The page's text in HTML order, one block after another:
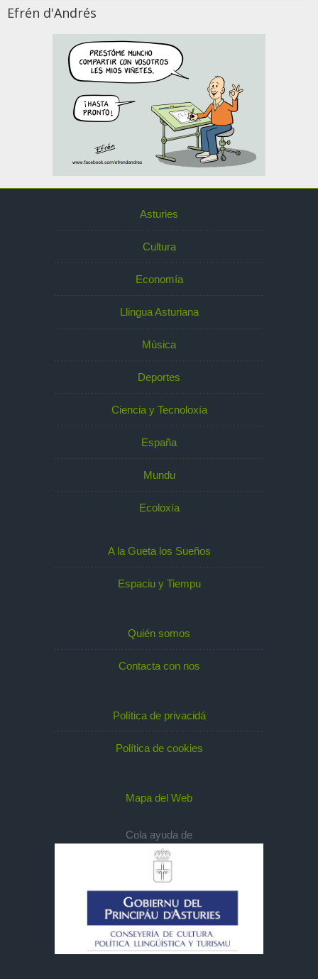
Efrén d'Andrés
Asturies
Cultura
Economía
Llingua Asturiana
Música
Deportes
Ciencia y Tecnoloxía
España
Mundu
Ecoloxía
A la Gueta los Sueños
Espaciu y Tiempu
Quién somos
Contacta con nos
Política de privacidá
Política de cookies
Mapa del Web
Cola ayuda de